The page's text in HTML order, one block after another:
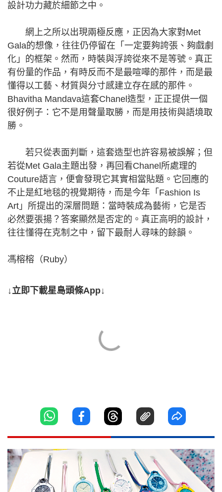
設計功力藏於細節之中。
網上之所以出現兩極反應，正因為大家對Met
Gala的想像，往往仍停留在「一定要夠誇張、夠戲劇
化」的框架。然而，時裝與浮誇從來不是等號。真正
有份量的作品，有時反而不是最喧嘩的那件，而是最
懂得以工藝、材質與分寸感建立存在感的那件。
Bhavitha Mandava這套Chanel造型，正正提供一個
很好例子：它不是用聲量取勝，而是用技術與語境取
勝。
若只從表面判斷，這套造型也許容易被誤解；但
若從Met Gala主題出發，再回看Chanel所處理的
Couture語言，便會發現它其實相當貼題。它回應的
不止是紅地毯的視覺期待，而是今年「Fashion Is
Art」所提出的深層問題：當時裝成為藝術，它是否
必然要張揚？答案顯然是否定的。真正高明的設計，
往往懂得在克制之中，留下最耐人尋味的餘韻。
馮榕榕（Ruby）
↓立即下載星島頭條App↓